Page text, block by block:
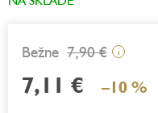
7,90 € i
7,11 € –10 %